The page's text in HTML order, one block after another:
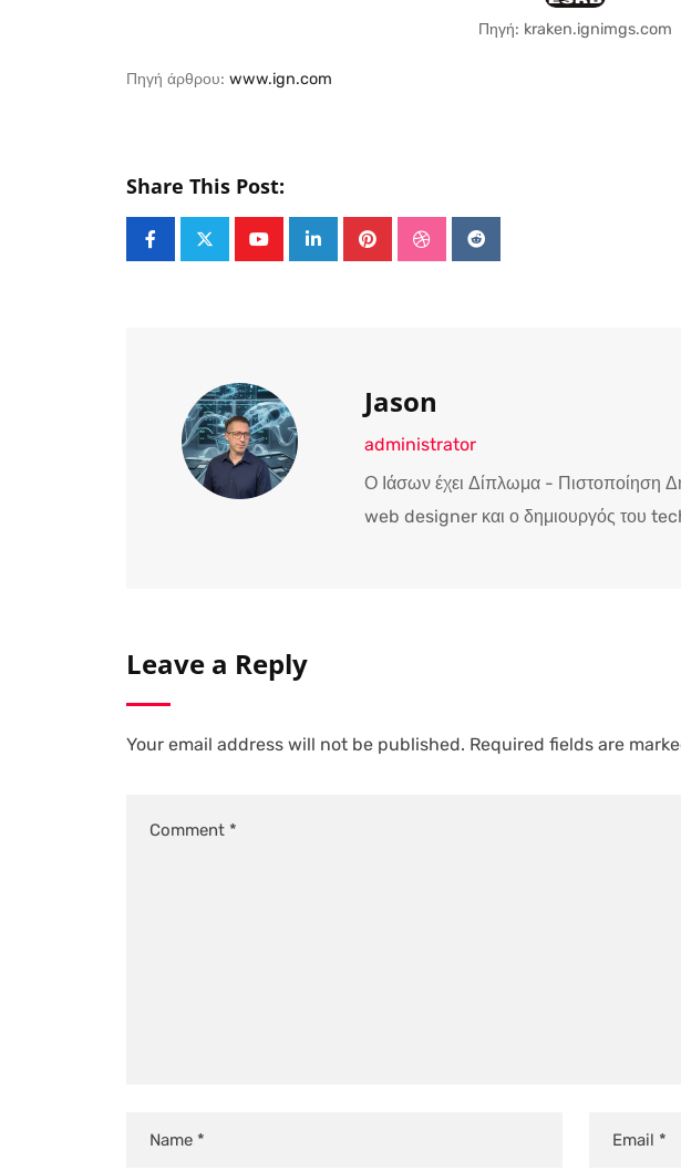
Πηγή: kraken.ignimgs.com
Πηγή άρθρου: www.ign.com
Share This Post:
LinkedInPinterestStumbleUpon
Reddit
Jason
administrator
Ο Ιάσων έχει Δίπλωμα - Πιστοποίηση
web designer και ο δημιουργός του
Leave a Reply
Your email address will not be published. Required fields are